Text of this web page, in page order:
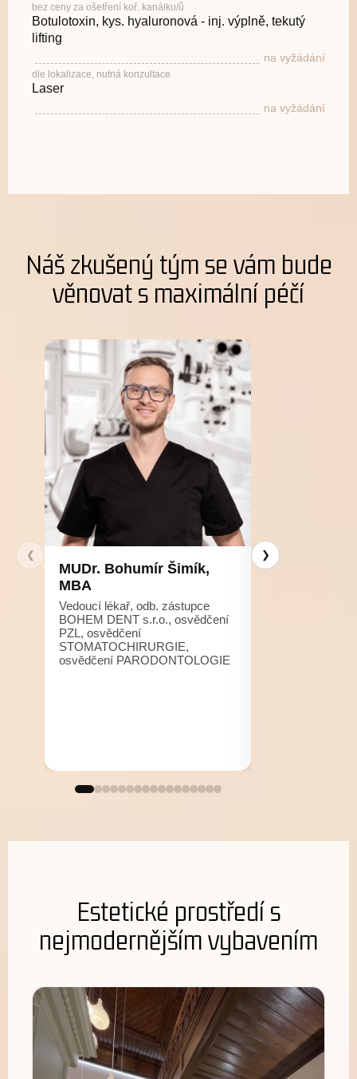
bez ceny za ošetření koř. kanálku/ů
Botulotoxin, kys. hyaluronová - inj. výplně, tekutý
lifting
na vyžádání
dle lokalizace, nutná konzultace
Laser
na vyžádání
Náš zkušený tým se vám bude
věnovat s maximální péčí
❮
MUDr. Bohumír Šimík,
MBA
Vedoucí lékař, odb. zástupce
BOHEM DENT s.r.o., osvědčení
PZL, osvědčení
STOMATOCHIRURGIE,
osvědčení PARODONTOLOGIE
Ing. Helena
❯
Estetické prostředí s
nejmodernějším vybavením